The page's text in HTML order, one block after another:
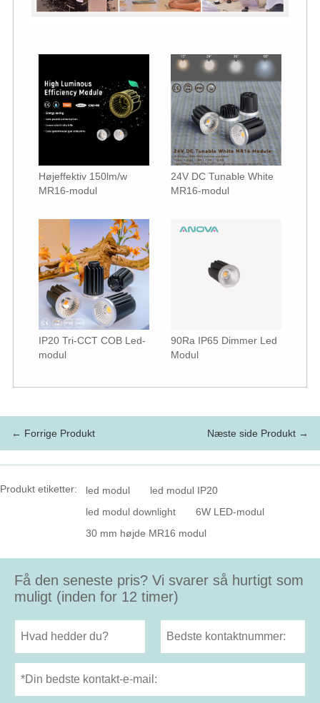
Højeffektiv 150lm/w
MR16-modul
24V DC Tunable White
MR16-modul
IP20 Tri-CCT COB Led-
modul
90Ra IP65 Dimmer Led
Modul
← Forrige Produkt Næste side Produkt →
Produkt etiketter: led modul
led modul IP20
led modul downlight
6W LED-modul
30 mm højde MR16 modul
Få den seneste pris? Vi svarer så hurtigt som
muligt (inden for 12 timer)